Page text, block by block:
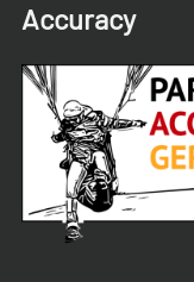
Accuracy